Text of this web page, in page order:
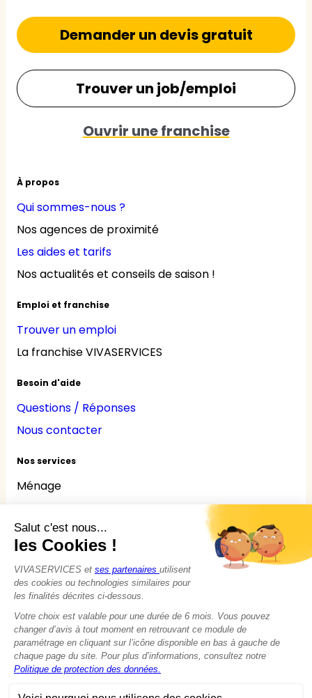
À propos
Qui sommes-nous ?
Nos agences de proximité
Les aides et tarifs
Nos actualités et conseils de saison !
Emploi et franchise
Trouver un emploi
La franchise VIVASERVICES
Besoin d'aide
Questions / Réponses
Nous contacter
Nos services
Ménage
Jardinage
Bricolage
Nounou
Seniors
Handicaps
Demander un devis gratuit
Trouver un job/emploi
Ouvrir une franchise
© 2015 - 2026VIVASERVICES
Modifier vos préférences en matière de cookies